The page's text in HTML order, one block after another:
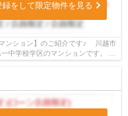
録をして限定物件を見る
ンション】のご紹介です♪ 川越市
中学校学区のマンションです。 西